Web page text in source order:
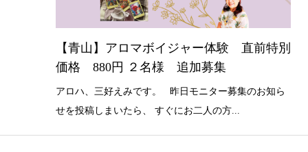
【青山】アロマボイジャー体験 直前特別
価格 880円 ２名様 追加募集
アロハ、三好えみです。 昨日モニター募集のお知ら
せを投稿しまいたら、 すぐにお二人の方...